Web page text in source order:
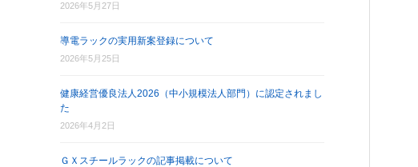
2026年5月27日
導電ラックの実用新案登録について
2026年5月25日
健康経営優良法人2026（中小規模法人部門）に認定されまし
た
2026年4月2日
ＧＸスチールラックの記事掲載について